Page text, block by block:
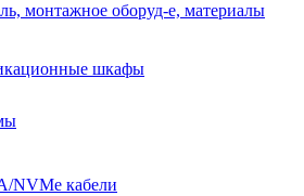
монтажное оборуд-е, материалы
шкафы
NVMe кабели